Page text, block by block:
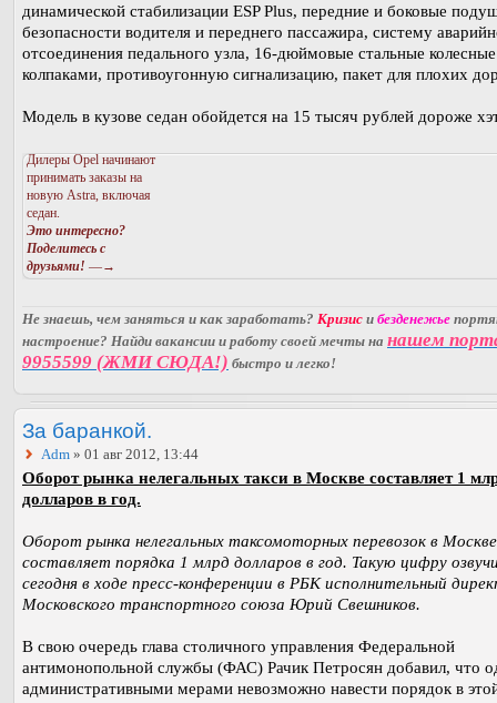
динамической стабилизации ESP Plus, передние и боковые
безопасности водителя и переднего пассажира, систему
отсоединения педального узла, 16-дюймовые стальные
колпаками, противоугонную сигнализацию, пакет для плохих
Модель в кузове седан обойдется на 15 тысяч рублей дороже
Дилеры Opel начинают
принимать заказы на
новую Astra, включая
седан.
Это интересно?
Поделитесь с
друзьями! —→
Не знаешь, чем заняться и как заработать? Кризис и безденежье
настроение? Найди вакансии и работу своей мечты на нашем
9955599 (ЖМИ СЮДА!) быстро и легко!
За баранкой.
Adm » 01 авг 2012, 13:44
Оборот рынка нелегальных такси в Москве составляет 1
долларов в год.
Оборот рынка нелегальных таксомоторных перевозок в Москве
составляет порядка 1 млрд долларов в год. Такую цифру
сегодня в ходе пресс-конференции в РБК исполнительный
Московского транспортного союза Юрий Свешников.
В свою очередь глава столичного управления Федеральной
антимонопольной службы (ФАС) Рачик Петросян добавил, что
административными мерами невозможно навести порядок в